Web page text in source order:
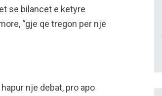
se bilancet e ketyre
“gje qe tregon per nje
nje debat, pro apo